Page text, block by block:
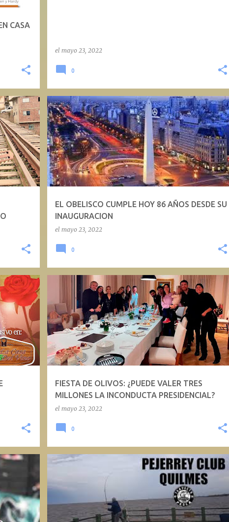
CASA
el mayo 23, 2022
0
EL OBELISCO CUMPLE HOY 86 AÑOS DESDE SU
INAUGURACION
el mayo 23, 2022
0
FIESTA DE OLIVOS: ¿PUEDE VALER TRES
MILLONES LA INCONDUCTA PRESIDENCIAL?
el mayo 23, 2022
0